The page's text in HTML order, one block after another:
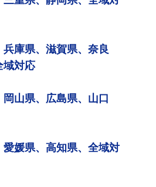
庫県、滋賀県、奈良
域対応
山県、広島県、山口
媛県、高知県、全域対